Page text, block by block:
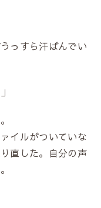
っすら汗ばんでい
イルがついていな
直した。自分の声